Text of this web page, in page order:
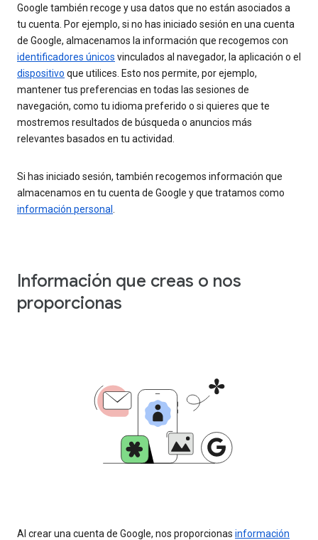
Google también recoge y usa datos que no están asociados a
tu cuenta. Por ejemplo, si no has iniciado sesión en una cuenta
de Google, almacenamos la información que recogemos con
identificadores únicos vinculados al navegador, la aplicación o el
dispositivo que utilices. Esto nos permite, por ejemplo,
mantener tus preferencias en todas las sesiones de
navegación, como tu idioma preferido o si quieres que te
mostremos resultados de búsqueda o anuncios más
relevantes basados en tu actividad.
Si has iniciado sesión, también recogemos información que
almacenamos en tu cuenta de Google y que tratamos como
información personal
Información que creas o nos
proporcionas
Al crear una cuenta de Google, nos proporcionas información